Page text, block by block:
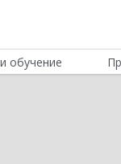
обучение